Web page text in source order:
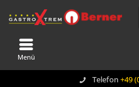
Telefon +49
Menü